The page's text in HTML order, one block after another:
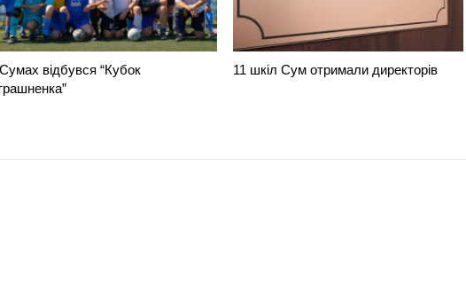
відбувся “Кубок
11 шкіл Сум отримали директорів